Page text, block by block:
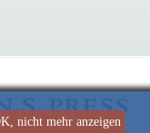
nicht mehr anzeigen